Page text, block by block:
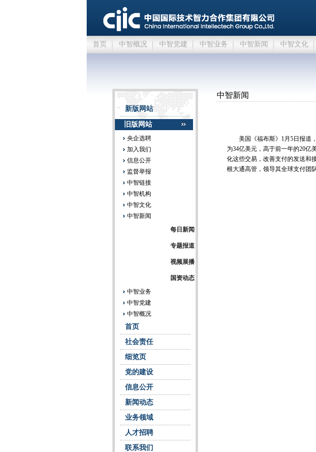
首页 中智概况 中智党建 中智业务 中智新闻 中智文化
新版网站
旧版网站
央企选聘
加入我们
信息公开
监督举报
中智链接
中智机构
中智文化
中智新闻
每日新闻
专题报道
视频展播
国资动态
中智业务
中智党建
中智概况
首页
社会责任
细览页
党的建设
信息公开
新闻动态
业务领域
人才招聘
联系我们
中智新闻
美国《福布斯》1月5日报道，
为34亿美元，高于前一年的20亿
化这些交易，改善支付的发送和
根大通高管，领导其全球支付团